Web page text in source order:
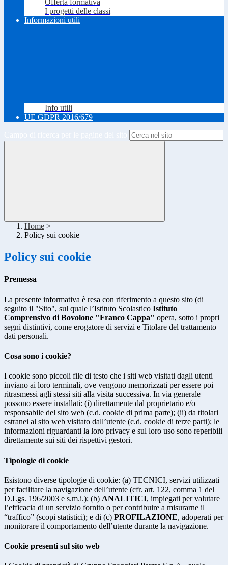
Offerta formativa
I progetti delle classi
Informazioni utili
Info utili
UE GDPR 2016/679
Home >
Policy sui cookie
Policy sui cookie
Premessa
La presente informativa è resa con riferimento a questo sito (di
seguito il "Sito", sul quale l’Istituto Scolastico Istituto
Comprensivo di Bovolone "Franco Cappa" opera, sotto i propri
segni distintivi, come erogatore di servizi e Titolare del trattamento
dati personali.
Cosa sono i cookie?
I cookie sono piccoli file di testo che i siti web visitati dagli utenti
inviano ai loro terminali, ove vengono memorizzati per essere poi
ritrasmessi agli stessi siti alla visita successiva. In via generale
possono essere installati: (i) direttamente dal proprietario e/o
responsabile del sito web (c.d. cookie di prima parte); (ii) da titolari
estranei al sito web visitato dall’utente (c.d. cookie di terze parti); le
informazioni riguardanti la loro privacy e sul loro uso sono reperibili
direttamente sui siti dei rispettivi gestori.
Tipologie di cookie
Esistono diverse tipologie di cookie: (a) TECNICI, servizi utilizzati
per facilitare la navigazione dell’utente (cfr. art. 122, comma 1 del
D.Lgs. 196/2003 e s.m.i.); (b) ANALITICI, impiegati per valutare
l’efficacia di un servizio fornito o per contribuire a misurarne il
“traffico” (scopi statistici); e di (c) PROFILAZIONE, adoperati per
monitorare il comportamento dell’utente durante la navigazione.
Cookie presenti sul sito web